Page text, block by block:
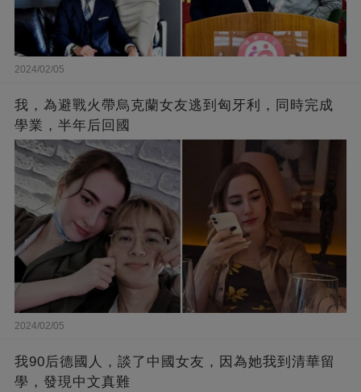
2024/02/05
我，為避戰火帶烏克蘭女友逃到匈牙利，同時完成
學業，半年后回國
2024/02/05
我90后德國人，談了中國女友，因為她我到清華留
學，發現中文真難